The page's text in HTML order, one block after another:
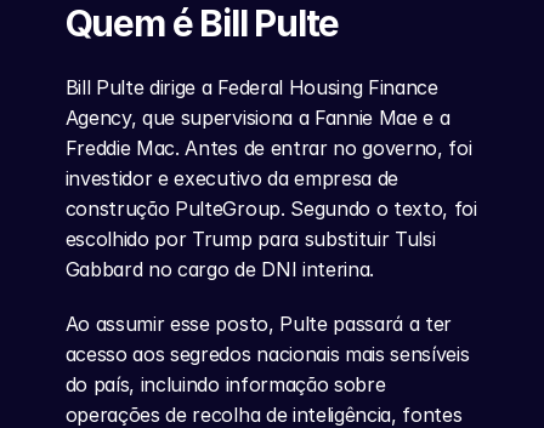
Quem é Bill Pulte
Bill Pulte dirige a Federal Housing Finance
Agency, que supervisiona a Fannie Mae e a
Freddie Mac. Antes de entrar no governo, foi
investidor e executivo da empresa de
construção PulteGroup. Segundo o texto, foi
escolhido por Trump para substituir Tulsi
Gabbard no cargo de DNI interina.
Ao assumir esse posto, Pulte passará a ter
acesso aos segredos nacionais mais sensíveis
do país, incluindo informação sobre
operações de recolha de inteligência, fontes